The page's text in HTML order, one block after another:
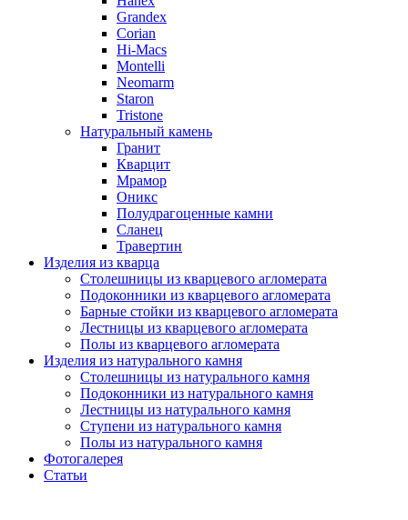
Grandex
Corian
Hi-Macs
Montelli
Neomarm
Staron
Tristone
Натуральный камень
Гранит
Кварцит
Мрамор
Оникс
Полудрагоценные камни
Сланец
Травертин
Изделия из кварца
Столешницы из кварцевого агломерата
Подоконники из кварцевого агломерата
Барные стойки из кварцевого агломерата
Лестницы из кварцевого агломерата
Полы из кварцевого агломерата
Изделия из натурального камня
Столешницы из натурального камня
Подоконники из натурального камня
Лестницы из натурального камня
Ступени из натурального камня
Полы из натурального камня
Фотогалерея
Статьи